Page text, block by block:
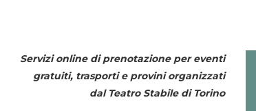
Servizi online di prenotazione per eventi
gratuiti, trasporti e provini organizzati
dal Teatro Stabile di Torino